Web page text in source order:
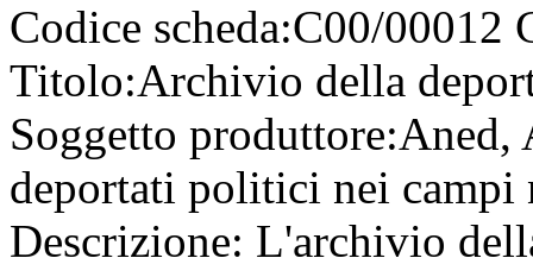
Codice scheda:C00/00012
Titolo:Archivio della
Soggetto produttore:Aned,
deportati politici nei campi
Descrizione: L'archivio